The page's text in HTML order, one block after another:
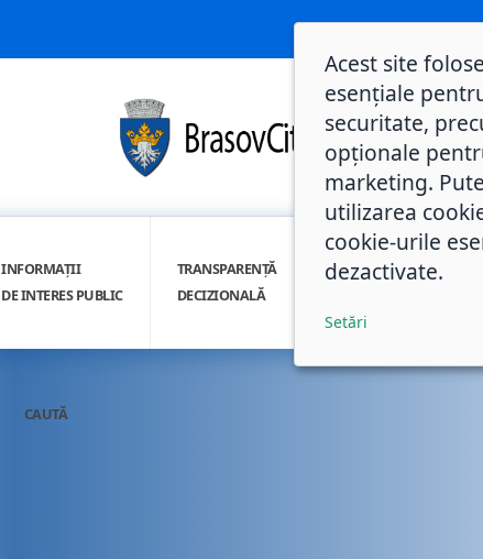
INFORMAȚII
DE INTERES PUBLIC
TRANSPARENȚĂ
DECIZIONALĂ
INTEGRITATE
CAUTĂ
Acest site
esențiale
securitate,
opționale
marketing.
utilizarea
cookie-urile
dezactivate.
Setări